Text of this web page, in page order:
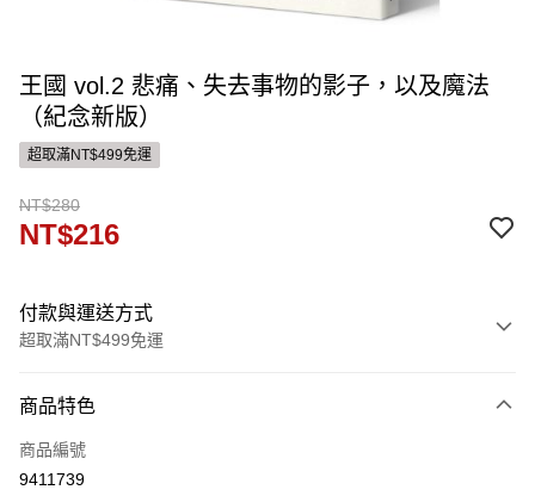
王國 vol.2 悲痛、失去事物的影子，以及魔法
（紀念新版）
超取滿NT$499免運
NT$280
NT$216
付款與運送方式
超取滿NT$499免運
信用卡一次付款
ATM付款
商品特色
商品編號
9411739